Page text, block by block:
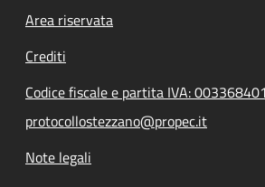
Footer menu
Area riservata
Crediti
Codice fiscale e partita IVA:
protocollostezzano@propec.it
Note legali